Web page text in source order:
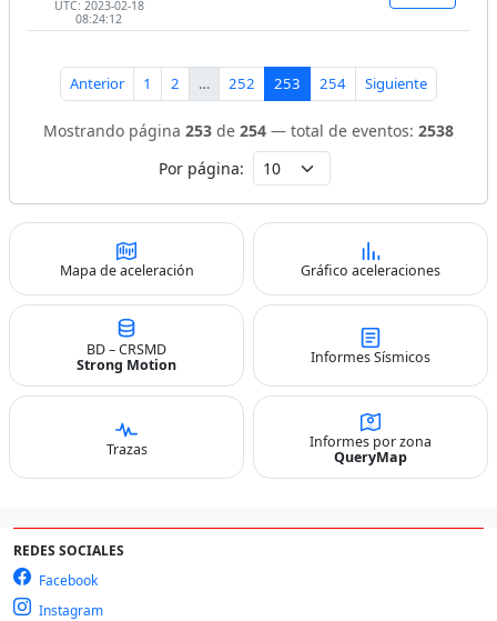
UTC: 2023-02-18
08:24:12
Anterior 1 2 … 252 253 254 Siguiente
Mostrando página 253 de 254 — total de eventos: 2538
Por página:
Mapa de aceleración Gráfico aceleraciones
BD – CRSMD
Strong Motion
Informes Sísmicos
Trazas
Informes por zona
QueryMap
REDES SOCIALES
Facebook
Instagram